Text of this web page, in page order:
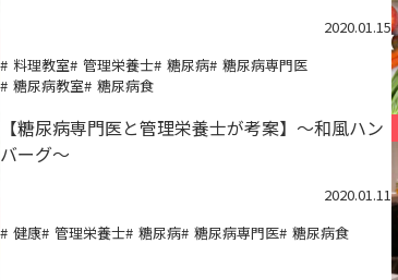
2020.01.15
料理教室
管理栄養士 糖尿病
糖尿病専門医
糖尿病教室
糖尿病食
【糖尿病専門医と管理栄養士が考案】～和風ハン
バーグ～
2020.01.11
健康
管理栄養士 糖尿病 糖尿病専門医 糖尿病食